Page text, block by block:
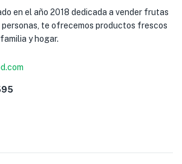
en el año 2018 dedicada a vender frutas
personas, te ofrecemos productos frescos
y hogar.